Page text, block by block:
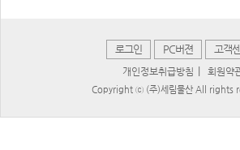
로그인 PC버젼 고객
개인정보취급방침 회원약
Copyright ⓒ (주)세림물산 All rights